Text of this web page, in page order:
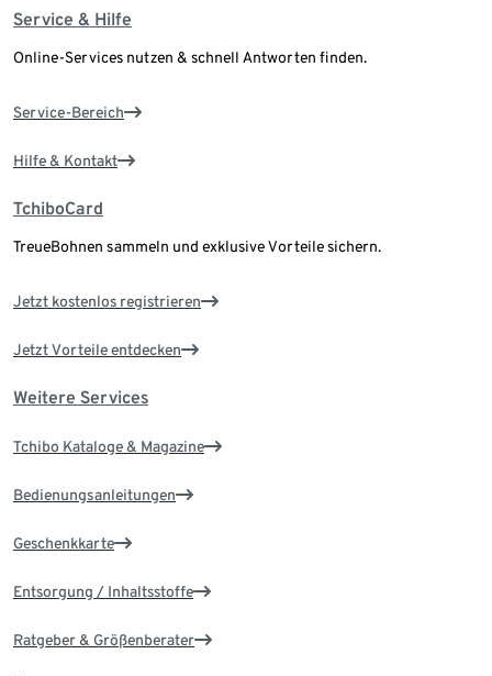
Service & Hilfe
Online-Services nutzen & schnell Antworten finden.
Service-Bereich
Hilfe & Kontakt
TchiboCard
TreueBohnen sammeln und exklusive Vorteile sichern.
Jetzt kostenlos registrieren
Jetzt Vorteile entdecken
Weitere Services
Tchibo Kataloge & Magazine
Bedienungsanleitungen
Geschenkkarte
Entsorgung / Inhaltsstoffe
Ratgeber & Größenberater